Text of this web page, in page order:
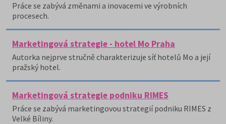
Práce se zabývá změnami a inovacemi ve výrobních
procesech.
Marketingová strategie - hotel Mo Praha
Autorka nejprve stručně charakterizuje síť hotelů Mo a její
pražský hotel.
Marketingová strategie podniku RIMES
Práce se zabývá marketingovou strategií podniku RIMES z
Velké Bíliny.